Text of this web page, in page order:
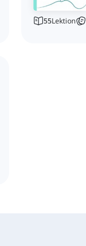
55Lektion